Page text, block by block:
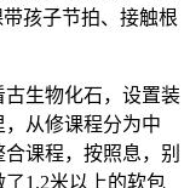
孩子节拍、接触根
生物化石，设置装
从修课程分为中
课程，按照息，别
1.2米以上的软包